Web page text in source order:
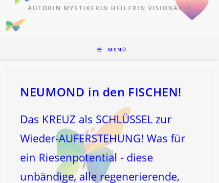
AUTORIN MYSTIKERIN HEILERIN VISIONÄRIN
MENÜ
NEUMOND in den FISCHEN!
Das KREUZ als SCHLÜSSEL zur
Wieder-AUFERSTEHUNG! Was für
ein Riesenpotential - diese
unbändige, alle regenerierende,